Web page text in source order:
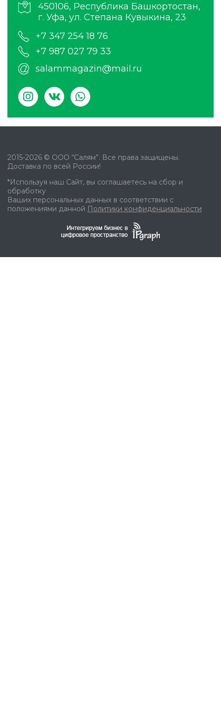
450106, Республика Башкортостан,
г. Уфа, ул. Степана Кувыкина, 23
+7 347 254 18 76
+7 987 027 79 33
salammagazin@mail.ru
2015-2026 © ООО “Салям”. Все права защищены.
Доставка по всей России!
*Используя наш Сайт, вы соглашаетесь на сбор и
обработку
Ваших персональных данных в соответствии с
положениями данной Политики конфиденциальности